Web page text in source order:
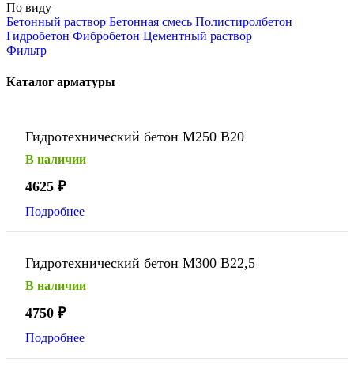
По виду
Бетонный раствор Бетонная смесь Полистиролбетон
Гидробетон Фибробетон Цементный раствор
Фильтр
Каталог арматуры
Гидротехнический бетон М250 В20
В наличии
4625 ₽
Подробнее
Гидротехнический бетон М300 В22,5
В наличии
4750 ₽
Подробнее